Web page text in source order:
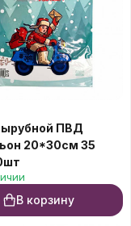
ПВД
20*30см 35
В корзину